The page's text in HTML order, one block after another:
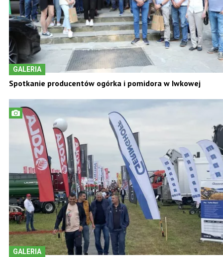
GALERIA
Spotkanie producentów ogórka i pomidora w Iwkowej
GALERIA